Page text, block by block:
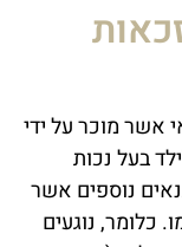
אשר מוכר על ידי
בעל נכות
נוספים אשר
כלומר, נוגעים